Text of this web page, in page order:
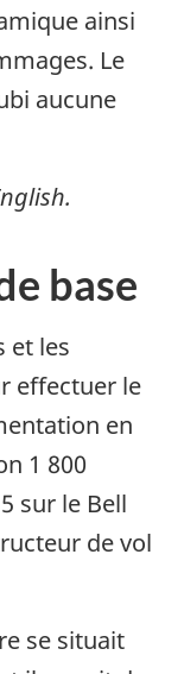
ainsi
Le
aucune
base
et les
effectuer le
en
1 800
sur le Bell
de vol
se situait